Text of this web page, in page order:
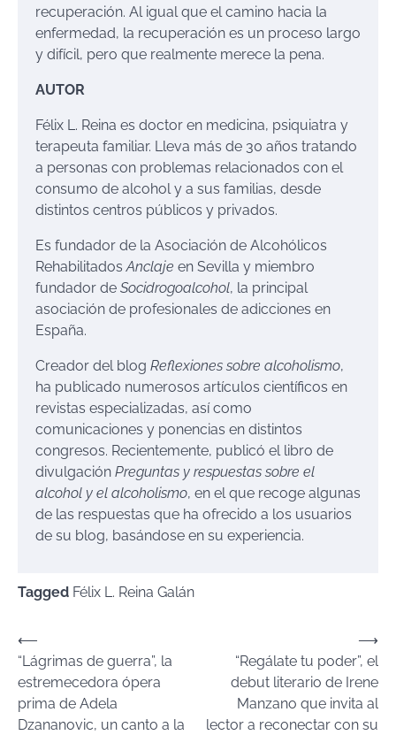
recuperación. Al igual que el camino hacia la
enfermedad, la recuperación es un proceso largo
y difícil, pero que realmente merece la pena.
AUTOR
Félix L. Reina es doctor en medicina, psiquiatra y
terapeuta familiar. Lleva más de 30 años tratando
a personas con problemas relacionados con el
consumo de alcohol y a sus familias, desde
distintos centros públicos y privados.
Es fundador de la Asociación de Alcohólicos
RehabilitadosAnclaje en Sevilla y miembro
fundador de Socidrogoalcohol, la principal
asociación de profesionales de adicciones en
España.
Creador del blog Reflexiones sobre alcoholismo,
ha publicado numerosos artículos científicos en
revistas especializadas, así como
comunicaciones y ponencias en distintos
congresos. Recientemente, publicó el libro de
divulgación Preguntas y respuestas sobre el
alcohol y el alcoholismo, en el que recoge algunas
de las respuestas que ha ofrecido a los usuarios
de su blog, basándose en su experiencia.
Tagged Félix L. Reina Galán
Navegación
de
entradas
⟵
“Lágrimas de guerra”, la
estremecedora ópera
prima de Adela
Dzananovic, un canto a la
“Regálate tu poder”, el
debut literario de Irene
Manzano que invita al
lector a reconectar con su
⟶